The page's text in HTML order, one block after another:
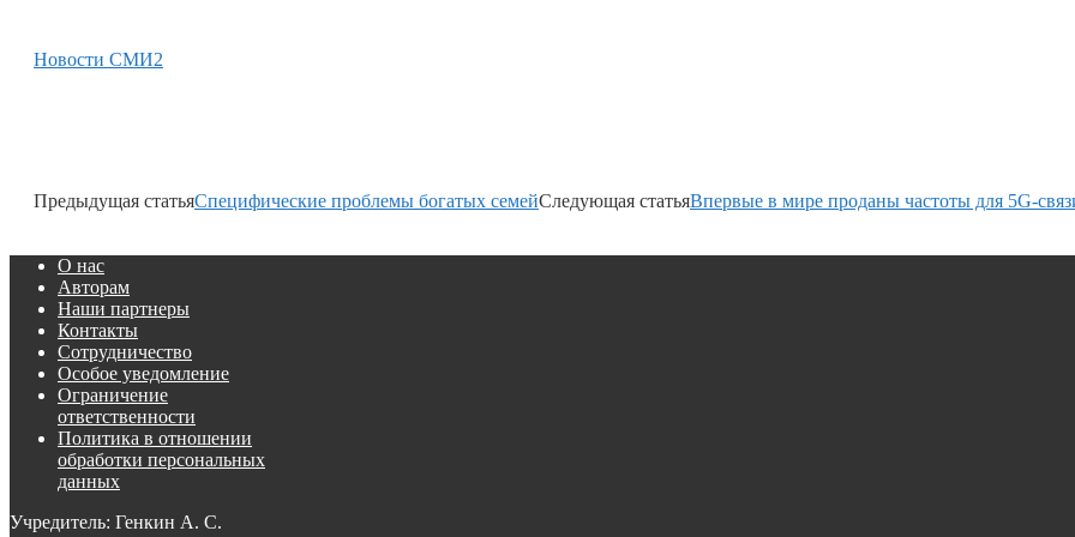
Новости СМИ2
Предыдущая статьяСпецифические проблемы богатых семейСледующая статьяВпервые в мире проданы частоты для 5G-
О нас
Авторам
Наши партнеры
Контакты
Сотрудничество
Особое уведомление
Ограничение
ответственности
Политика в отношении
обработки персональных
данных
Учредитель: Генкин А. С.